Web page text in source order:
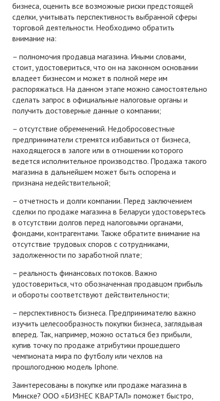
бизнеса, оценить все возможные риски предстоящей
сделки, учитывать перспективность выбранной сферы
торговой деятельности. Необходимо обратить
внимание на:
– полномочия продавца магазина. Иными словами,
стоит, удостовериться, что он на законном основании
владеет бизнесом и может в полной мере им
распоряжаться. На данном этапе можно самостоятельно
сделать запрос в официальные налоговые органы и
получить достоверные данные о компании;
– отсутствие обременений. Недобросовестные
предприниматели стремятся избавиться от бизнеса,
находящегося в залоге или в отношении которого
ведется исполнительное производство. Продажа такого
магазина в дальнейшем может быть оспорена и
признана недействительной;
– отчетность и долги компании. Перед заключением
сделки по продаже магазина в Беларуси удостоверьтесь
в отсутствии долгов перед налоговыми органами,
фондами, контрагентами. Также обратите внимание на
отсутствие трудовых споров с сотрудниками,
задолженности по заработной плате;
– реальность финансовых потоков. Важно
удостовериться, что обозначенная продавцом прибыль
и обороты соответствуют действительности;
– перспективность бизнеса. Предпринимателю важно
изучить целесообразность покупки бизнеса, заглядывая
вперед. Так, например, можно остаться без прибыли,
купив точку по продаже атрибутики прошедшего
чемпионата мира по футболу или чехлов на
прошлогоднюю модель Iphone.
Заинтересованы в покупке или продаже магазина в
Минске? ООО «БИЗНЕС КВАРТАЛ» поможет быстро,